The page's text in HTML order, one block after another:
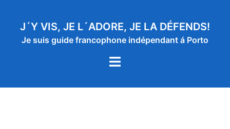
contenuJ´Y VIS, JE L´ADORE, JE LA DÉFENDS!
Je suis guide francophone indépendant á Porto
Ouvrir/fermer